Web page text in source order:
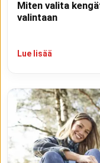
Miten valita
valintaan
Lue lisää